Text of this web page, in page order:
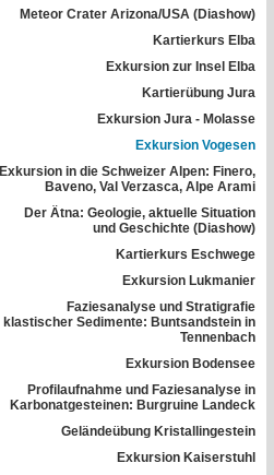
Meteor Crater Arizona/USA (Diashow)
Kartierkurs Elba
Exkursion zur Insel Elba
Kartierübung Jura
Exkursion Jura - Molasse
Exkursion Vogesen
Exkursion in die Schweizer Alpen: Finero,
Baveno, Val Verzasca, Alpe Arami
Der Ätna: Geologie, aktuelle Situation
und Geschichte (Diashow)
Kartierkurs Eschwege
Exkursion Lukmanier
Faziesanalyse und Stratigrafie
klastischer Sedimente: Buntsandstein in
Tennenbach
Exkursion Bodensee
Profilaufnahme und Faziesanalyse in
Karbonatgesteinen: Burgruine Landeck
Geländeübung Kristallingestein
Exkursion Kaiserstuhl